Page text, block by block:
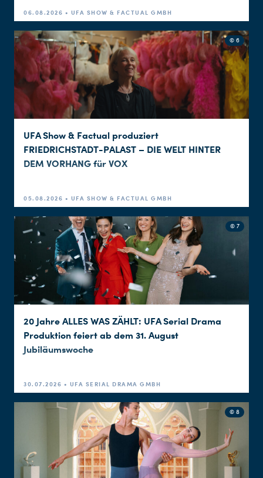
06.08.2026 • UFA SHOW & FACTUAL GMBH
© 6
UFA Show & Factual produziert
FRIEDRICHSTADT-PALAST – DIE WELT HINTER
DEM VORHANG für VOX
05.08.2026 • UFA SHOW & FACTUAL GMBH
© 7
20 Jahre ALLES WAS ZÄHLT: UFA Serial Drama
Produktion feiert ab dem 31. August
Jubiläumswoche
30.07.2026 • UFA SERIAL DRAMA GMBH
© 8